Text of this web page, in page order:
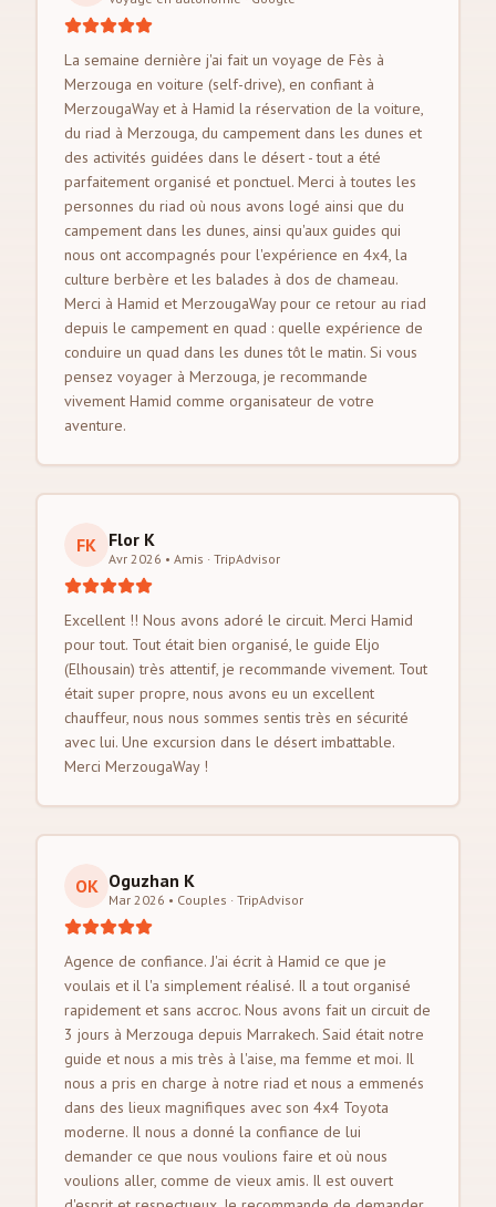
La semaine dernière j'ai fait un voyage de Fès à
Merzouga en voiture (self-drive), en confiant à
MerzougaWay et à Hamid la réservation de la voiture,
du riad à Merzouga, du campement dans les dunes et
des activités guidées dans le désert - tout a été
parfaitement organisé et ponctuel. Merci à toutes les
personnes du riad où nous avons logé ainsi que du
campement dans les dunes, ainsi qu'aux guides qui
nous ont accompagnés pour l'expérience en 4x4, la
culture berbère et les balades à dos de chameau.
Merci à Hamid et MerzougaWay pour ce retour au riad
depuis le campement en quad : quelle expérience de
conduire un quad dans les dunes tôt le matin. Si vous
pensez voyager à Merzouga, je recommande
vivement Hamid comme organisateur de votre
aventure.
FK Flor K
Avr 2026 • Amis · TripAdvisor
Excellent !! Nous avons adoré le circuit. Merci Hamid
pour tout. Tout était bien organisé, le guide Eljo
(Elhousain) très attentif, je recommande vivement. Tout
était super propre, nous avons eu un excellent
chauffeur, nous nous sommes sentis très en sécurité
avec lui. Une excursion dans le désert imbattable.
Merci MerzougaWay !
OK Oguzhan K
Mar 2026 • Couples · TripAdvisor
Agence de confiance. J'ai écrit à Hamid ce que je
voulais et il l'a simplement réalisé. Il a tout organisé
rapidement et sans accroc. Nous avons fait un circuit de
3 jours à Merzouga depuis Marrakech. Said était notre
guide et nous a mis très à l'aise, ma femme et moi. Il
nous a pris en charge à notre riad et nous a emmenés
dans des lieux magnifiques avec son 4x4 Toyota
moderne. Il nous a donné la confiance de lui
demander ce que nous voulions faire et où nous
voulions aller, comme de vieux amis. Il est ouvert